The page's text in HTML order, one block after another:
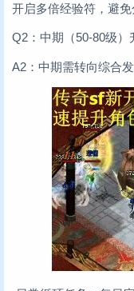
开启多倍经验符，避免
Q2：中期（50-80级）
A2：中期需转向综合发